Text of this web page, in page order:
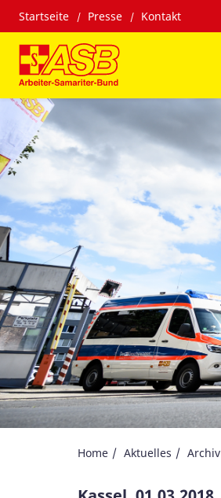
Startseite Presse Kontakt
Home Aktuelles Archiv